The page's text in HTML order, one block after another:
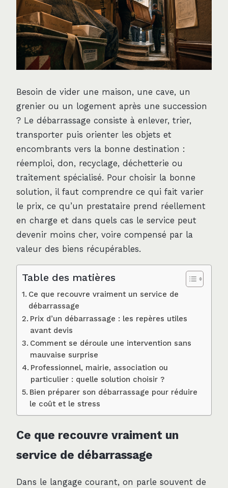
Besoin de vider une maison, une cave, un
grenier ou un logement après une succession
? Le débarrassage consiste à enlever, trier,
transporter puis orienter les objets et
encombrants vers la bonne destination :
réemploi, don, recyclage, déchetterie ou
traitement spécialisé. Pour choisir la bonne
solution, il faut comprendre ce qui fait varier
le prix, ce qu’un prestataire prend réellement
en charge et dans quels cas le service peut
devenir moins cher, voire compensé par la
valeur des biens récupérables.
Table des matières
Ce que recouvre vraiment un service de
débarrassage
Prix d’un débarrassage : les repères utiles
avant devis
Comment se déroule une intervention sans
mauvaise surprise
Professionnel, mairie, association ou
particulier : quelle solution choisir ?
Bien préparer son débarrassage pour réduire
le coût et le stress
Ce que recouvre vraiment un
service de débarrassage
Dans le langage courant, on parle souvent de